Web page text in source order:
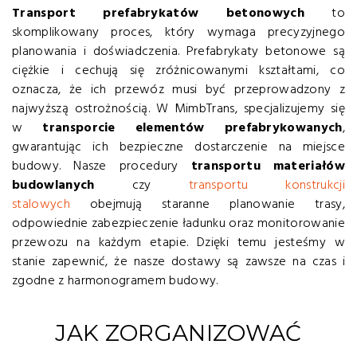
Transport prefabrykatów betonowychto
skomplikowany proces, który wymaga precyzyjnego
planowania i doświadczenia. Prefabrykaty betonowe są
ciężkie i cechują się zróżnicowanymi kształtami, co
oznacza, że ich przewóz musi być przeprowadzony z
najwyższą ostrożnością. W MimbTrans, specjalizujemy się
w transporcie elementów prefabrykowanych,
gwarantując ich bezpieczne dostarczenie na miejsce
budowy. Nasze procedury transportu materiałów
budowlanych czytransportu konstrukcji
stalowych obejmują staranne planowanie trasy,
odpowiednie zabezpieczenie ładunku oraz monitorowanie
przewozu na każdym etapie. Dzięki temu jesteśmy w
stanie zapewnić, że nasze dostawy są zawsze na czas i
zgodne z harmonogramem budowy.
JAK ZORGANIZOWAĆ